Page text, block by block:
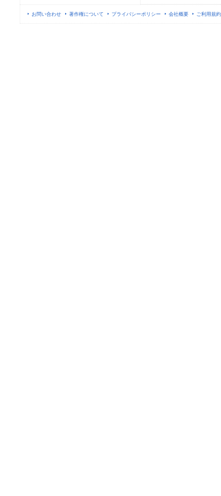
お問い合わせ 著作権について プライバシーポリシー 会社概要 ご利用規約